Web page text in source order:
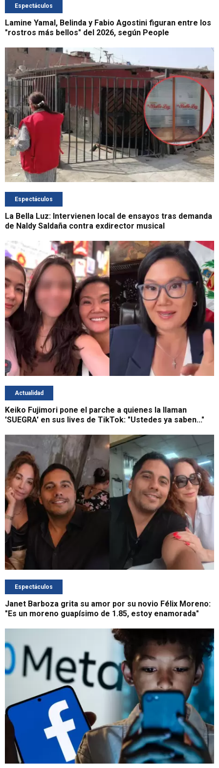
Espectáculos
Lamine Yamal, Belinda y Fabio Agostini figuran entre los
"rostros más bellos" del 2026, según People
Espectáculos
La Bella Luz: Intervienen local de ensayos tras demanda
de Naldy Saldaña contra exdirector musical
Actualidad
Keiko Fujimori pone el parche a quienes la llaman
'SUEGRA' en sus lives de TikTok: "Ustedes ya saben..."
Espectáculos
Janet Barboza grita su amor por su novio Félix Moreno:
"Es un moreno guapísimo de 1.85, estoy enamorada"